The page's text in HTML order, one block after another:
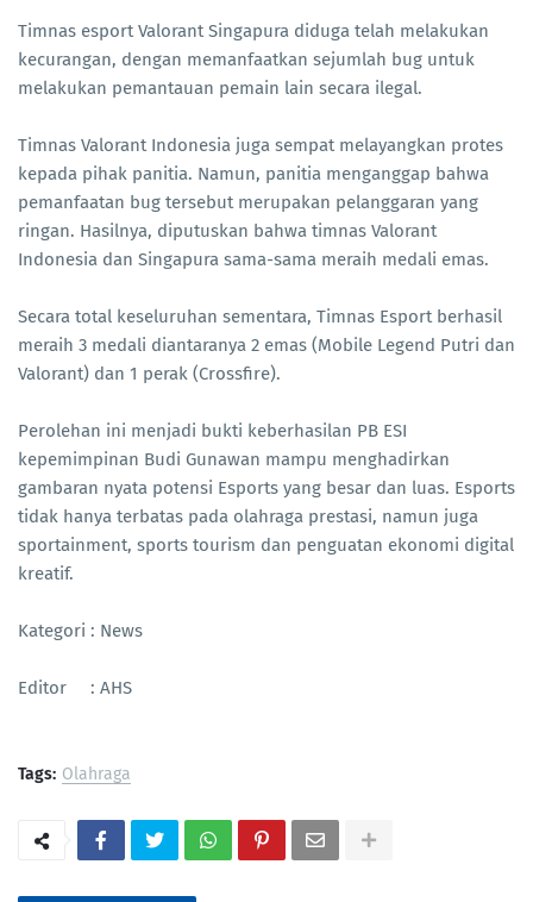
Timnas esport Valorant Singapura diduga telah melakukan
kecurangan, dengan memanfaatkan sejumlah bug untuk
melakukan pemantauan pemain lain secara ilegal.
Timnas Valorant Indonesia juga sempat melayangkan protes
kepada pihak panitia. Namun, panitia menganggap bahwa
pemanfaatan bug tersebut merupakan pelanggaran yang
ringan. Hasilnya, diputuskan bahwa timnas Valorant
Indonesia dan Singapura sama-sama meraih medali emas.
Secara total keseluruhan sementara, Timnas Esport berhasil
meraih 3 medali diantaranya 2 emas (Mobile Legend Putri dan
Valorant) dan 1 perak (Crossfire).
Perolehan ini menjadi bukti keberhasilan PB ESI
kepemimpinan Budi Gunawan mampu menghadirkan
gambaran nyata potensi Esports yang besar dan luas. Esports
tidak hanya terbatas pada olahraga prestasi, namun juga
sportainment, sports tourism dan penguatan ekonomi digital
kreatif.
Kategori : News
Editor : AHS
Tags: Olahraga